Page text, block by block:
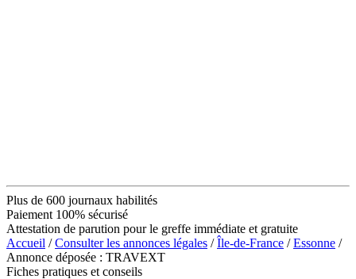
Plus de 600 journaux habilités
Paiement 100% sécurisé
Attestation de parution pour le greffe immédiate et gratuite
Accueil /Consulter les annonces légales /Île-de-France /Essonne /
Annonce déposée : TRAVEXT
Fiches pratiques et conseils